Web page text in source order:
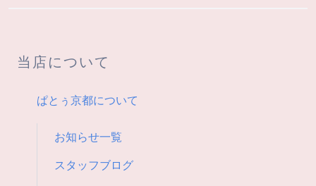
ョ
ン
当店について
ぱとぅ京都について
お知らせ一覧
スタッフブログ